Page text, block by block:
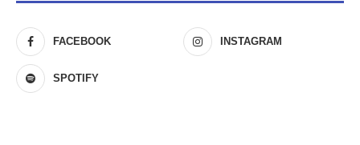
FACEBOOK INSTAGRAM
SPOTIFY